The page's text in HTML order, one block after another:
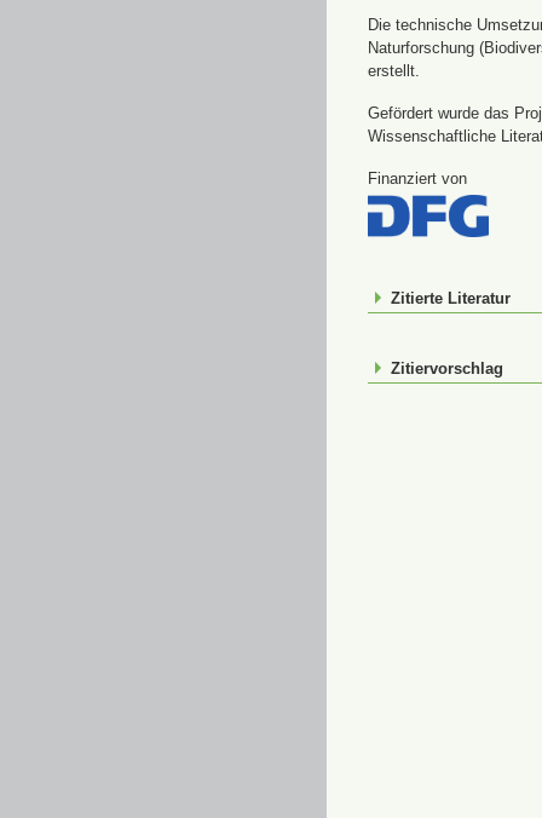
Die technische
Naturforschung
erstellt.
Gefördert wurde das
Wissenschaftliche
Finanziert von
Zitierte Literatur
Zitiervorschlag